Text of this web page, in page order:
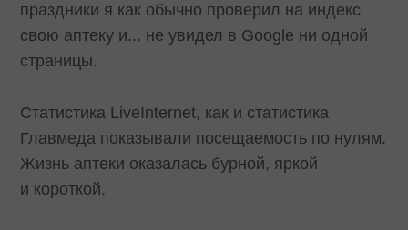
праздники я как обычно проверил на индекс
свою аптеку и... не увидел в Google ни одной
страницы.
Статистика LiveInternet, как и статистика
Главмеда показывали посещаемость по нулям.
Жизнь аптеки оказалась бурной, яркой
и короткой.